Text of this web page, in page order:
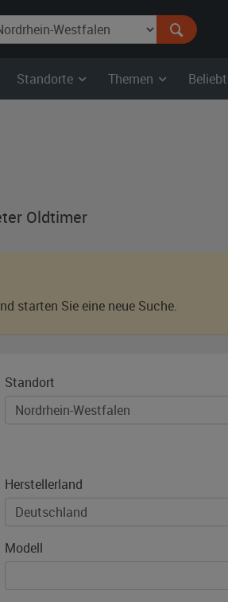
Standorte Themen Beliebt
Oldtimer
starten Sie eine neue Suche.
Standort
Herstellerland
Modell